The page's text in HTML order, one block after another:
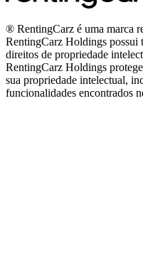
® RentingCarz é uma marca
RentingCarz Holdings possui
direitos de propriedade
RentingCarz Holdings
sua propriedade intelectual,
funcionalidades encontrados